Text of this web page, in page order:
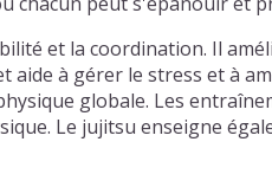
et la coordination. Il
à gérer le stress et à
globale. Les
Le jujitsu enseigne